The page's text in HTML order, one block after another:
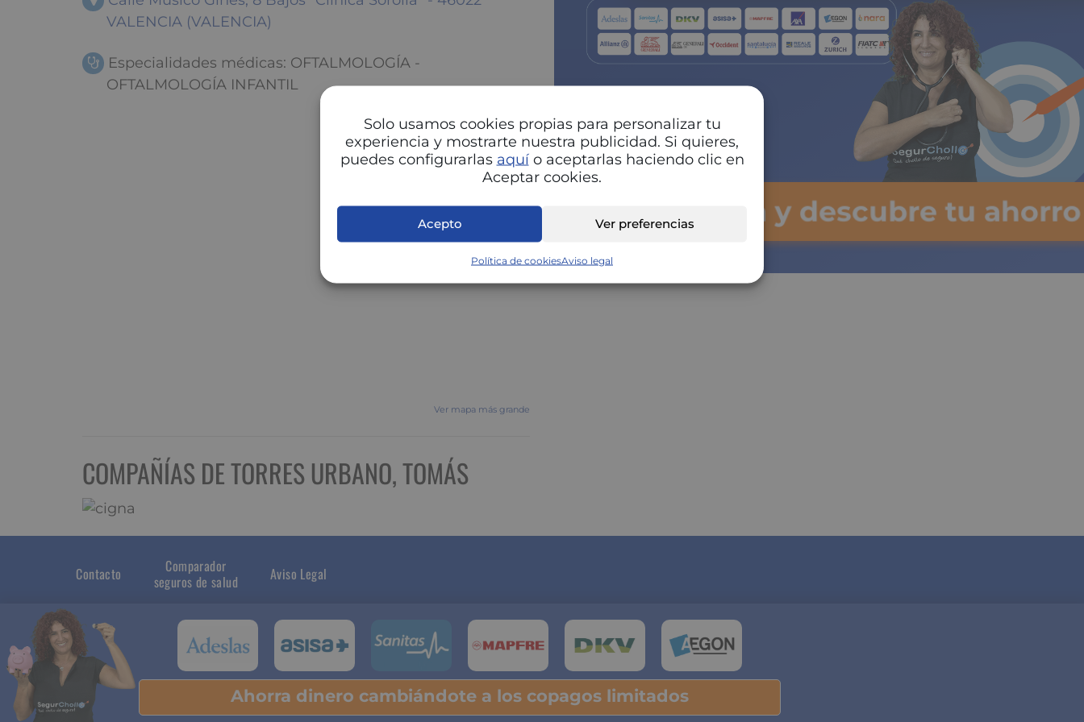
Solo usamos cookies propias para personalizar tu
experiencia y mostrarte nuestra publicidad. Si quieres,
puedes configurarlas aquío aceptarlas haciendo clic en
Aceptar cookies.
Acepto Ver preferencias
Política de cookiesAviso legal
VALENCIA (VALENCIA)
Especialidades médicas: OFTALMOLOGÍA -
OFTALMOLOGÍA INFANTIL
Ver mapa más grande
COMPAÑÍAS DE TORRES URBANO, TOMÁS
Pulsa y descubre tu
Contacto
Comparador
seguros de salud
Aviso Legal
Ahorra dinero cambiándote a los copagos limitados
Pulsa y descubre tu ahorro